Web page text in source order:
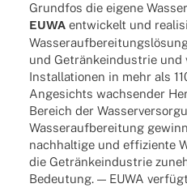
Grund­fos die eigene
EUWAentwi­ckelt und
und Geträn­ke­indus­trie und
Instal­la­tio­nen in mehr als
Ange­sichts wach­sen­der
Bereich der
Wasser­auf­be­rei­tung
nach­hal­tige und effi­zi­ente
die Geträn­ke­indus­trie
Bedeu­tung. — EUWA